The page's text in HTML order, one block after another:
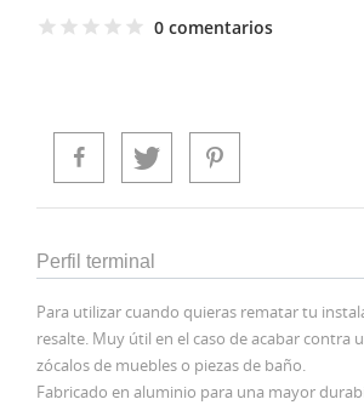
0 comentarios
Perfil terminal
Para utilizar cuando quieras rematar tu
resalte. Muy útil en el caso de acabar contra
zócalos de muebles o piezas de baño.
Fabricado en aluminio para una mayor